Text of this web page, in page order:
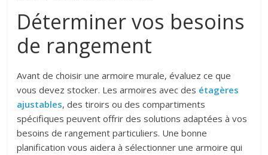
Déterminer vos besoins
de rangement
Avant de choisir une armoire murale, évaluez ce que
vous devez stocker. Les armoires avec des étagères
ajustables, des tiroirs ou des compartiments
spécifiques peuvent offrir des solutions adaptées à vos
besoins de rangement particuliers. Une bonne
planification vous aidera à sélectionner une armoire qui